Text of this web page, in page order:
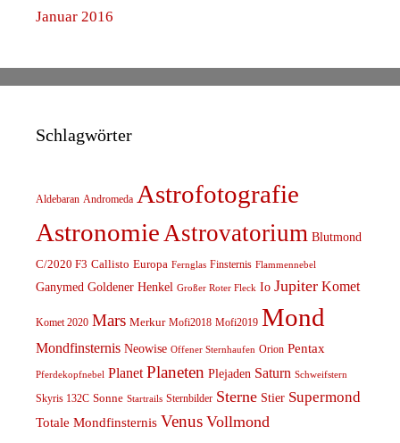
Januar 2016
Schlagwörter
Aldebaran Andromeda Astrofotografie
AstronomieAstrovatorium Blutmond
C/2020 F3 Callisto Europa Fernglas Finsternis Flammennebel
Ganymed Goldener Henkel Großer Roter Fleck Io Jupiter Komet
Komet 2020 Mars Merkur Mofi2018 Mofi2019 Mond
Mondfinsternis Neowise Offener Sternhaufen Orion Pentax
Pferdekopfnebel Planet Planeten Plejaden Saturn Schweifstern
Skyris 132C Sonne Startrails Sternbilder Sterne Stier Supermond
Totale Mondfinsternis Venus Vollmond